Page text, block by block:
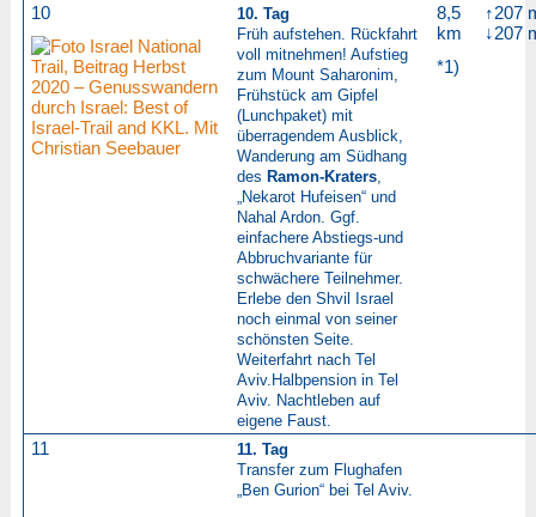
10
10. Tag
Früh aufstehen. Rückfahrt
voll mitnehmen! Aufstieg
zum Mount Saharonim,
Frühstück am Gipfel
(Lunchpaket) mit
überragendem Ausblick,
Wanderung am Südhang
des Ramon-Kraters,
„Nekarot Hufeisen“ und
Nahal Ardon. Ggf.
einfachere Abstiegs-und
Abbruchvariante für
schwächere Teilnehmer.
Erlebe den Shvil Israel
noch einmal von seiner
schönsten Seite.
Weiterfahrt nach Tel
Aviv. Halbpension in Tel
Aviv. Nachtleben auf
eigene Faust.
8,5
km
*1)
↑207
↓207
11
11. Tag
Transfer zum Flughafen
„Ben Gurion“ bei Tel Aviv.